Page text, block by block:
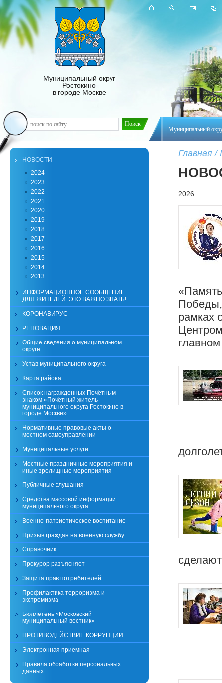
Муниципальный
Муниципальный округ
Ростокино
в городе Москве
Главная /
2026
Победы,
рамках
НОВОСТИ
2024
2023
2022
2021
2020
2019
2018
2017
2016
2015
2014
2013
ИНФОРМАЦИОННОЕ СООБЩЕНИЕ
ДЛЯ ЖИТЕЛЕЙ. ЭТО ВАЖНО ЗНАТЬ!
КОРОНАВИРУС
РЕНОВАЦИЯ
Общие сведения о муниципальном
округе
Устав муниципального округа
Карта района
Список награжденных Почётным
знаком «Почётный житель
муниципального округа Ростокино в
городе Москве»
Нормативные правовые акты о
местном самоуправлении
Муниципальные услуги
Местные праздничные мероприятия и
иные зрелищные мероприятия
Публичные слушания
Средства массовой информации
муниципального округа
Военно-патриотическое воспитание
Призыв граждан на военную службу
Справочник
Прокурор разъясняет
Защита прав потребителей
Профилактика терроризма и
экстремизма
Бюллетень «Московский
муниципальный вестник»
ПРОТИВОДЕЙСТВИЕ КОРРУПЦИИ
Электронная приемная
Правила обработки персональных
данных